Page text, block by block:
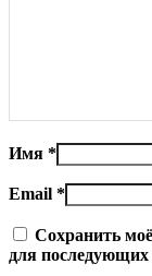
Имя *
Email *
Сохранить
для